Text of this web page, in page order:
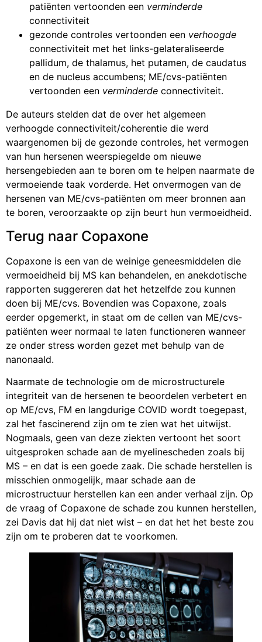
patiënten vertoonden een verminderde
connectiviteit
gezonde controles vertoonden een verhoogde
connectiviteit met het links-gelateraliseerde
pallidum, de thalamus, het putamen, de caudatus
en de nucleus accumbens; ME/cvs-patiënten
vertoonden een verminderde connectiviteit.
De auteurs stelden dat de over het algemeen
verhoogde connectiviteit/coherentie die werd
waargenomen bij de gezonde controles, het vermogen
van hun hersenen weerspiegelde om nieuwe
hersengebieden aan te boren om te helpen naarmate de
vermoeiende taak vorderde. Het onvermogen van de
hersenen van ME/cvs-patiënten om meer bronnen aan
te boren, veroorzaakte op zijn beurt hun vermoeidheid.
Terug naar Copaxone
Copaxone is een van de weinige geneesmiddelen die
vermoeidheid bij MS kan behandelen, en anekdotische
rapporten suggereren dat het hetzelfde zou kunnen
doen bij ME/cvs. Bovendien was Copaxone, zoals
eerder opgemerkt, in staat om de cellen van ME/cvs-
patiënten weer normaal te laten functioneren wanneer
ze onder stress worden gezet met behulp van de
nanonaald.
Naarmate de technologie om de microstructurele
integriteit van de hersenen te beoordelen verbetert en
op ME/cvs, FM en langdurige COVID wordt toegepast,
zal het fascinerend zijn om te zien wat het uitwijst.
Nogmaals, geen van deze ziekten vertoont het soort
uitgesproken schade aan de myelinescheden zoals bij
MS – en dat is een goede zaak. Die schade herstellen is
misschien onmogelijk, maar schade aan de
microstructuur herstellen kan een ander verhaal zijn. Op
de vraag of Copaxone de schade zou kunnen herstellen,
zei Davis dat hij dat niet wist – en dat het het beste zou
zijn om te proberen dat te voorkomen.